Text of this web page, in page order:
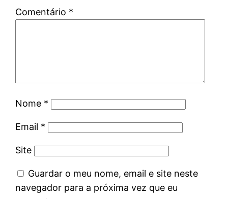
Comentário *
Nome *
Email *
Site
Guardar o meu nome, email e site neste
navegador para a próxima vez que eu